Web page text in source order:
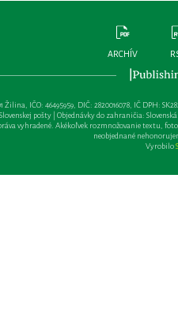
ARCHÍV
IČO: 46495959, DIČ: 2820016078, IČ DPH:
pošty | Objednávky do zahraničia:
vyhradené. Akékoľvek rozmnožovanie textu,
neobjednané
Vyrobilo